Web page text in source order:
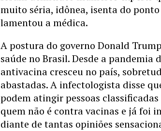
muito séria, idônea, isenta do ponto
lamentou a médica.
A postura do governo Donald
saúde no Brasil. Desde a pandemia
antivacina cresceu no país,
abastadas. A infectologista disse
podem atingir pessoas
quem não é contra vacinas e já foi
diante de tantas opiniões